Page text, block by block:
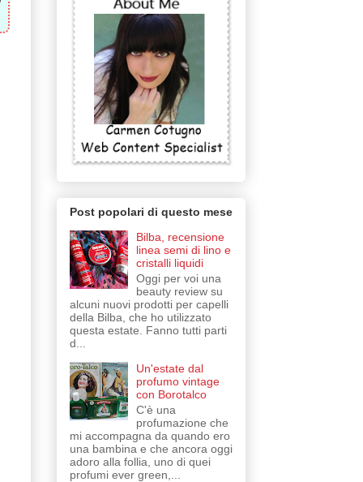
Post popolari di questo mese
Bilba, recensione
linea semi di lino e
cristalli liquidi
Oggi per voi una
beauty review su
alcuni nuovi prodotti per capelli
della Bilba, che ho utilizzato
questa estate. Fanno tutti parti
d...
Un'estate dal
profumo vintage
con Borotalco
C'è una
profumazione che
mi accompagna da quando ero
una bambina e che ancora oggi
adoro alla follia, uno di quei
profumi ever green,...